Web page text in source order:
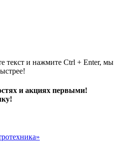
текст и нажмите Ctrl + Enter, мы
и акциях первыми!